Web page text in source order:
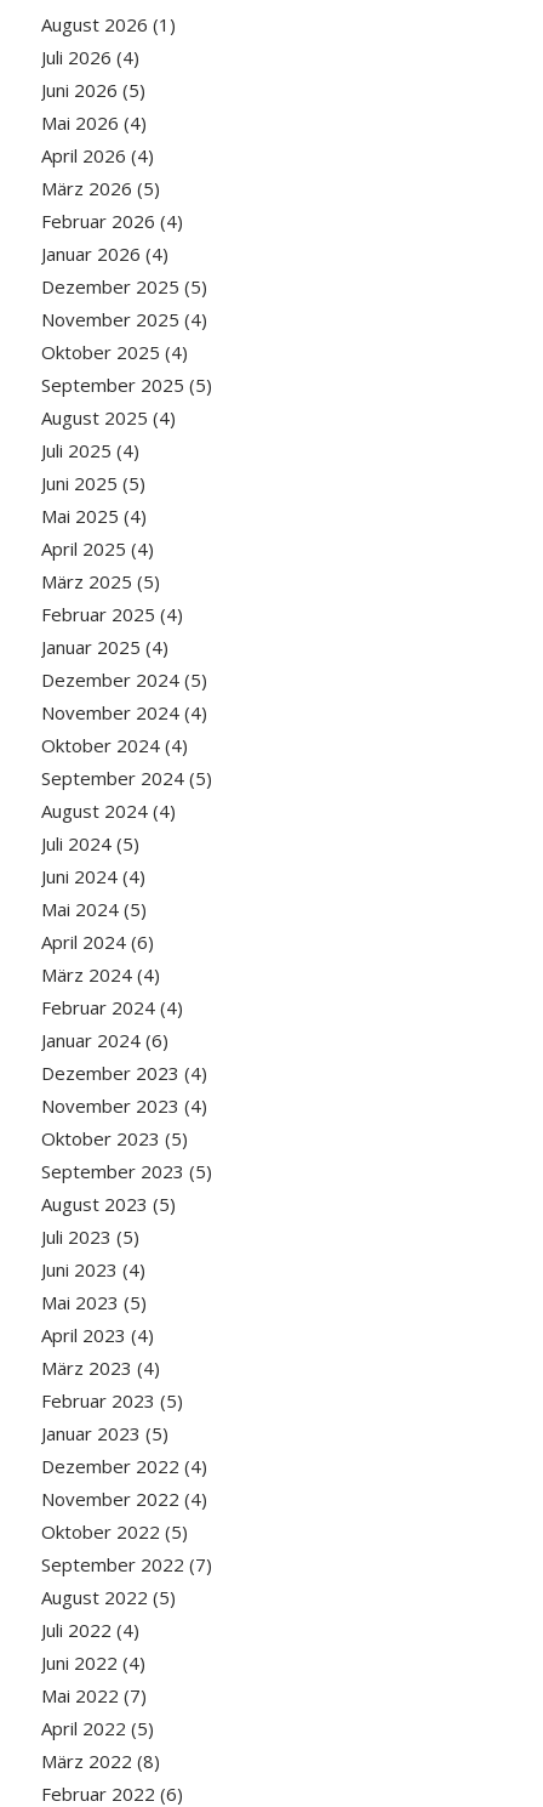
August 2026 (1)
Juli 2026 (4)
Juni 2026 (5)
Mai 2026 (4)
April 2026 (4)
März 2026 (5)
Februar 2026 (4)
Januar 2026 (4)
Dezember 2025 (5)
November 2025 (4)
Oktober 2025 (4)
September 2025 (5)
August 2025 (4)
Juli 2025 (4)
Juni 2025 (5)
Mai 2025 (4)
April 2025 (4)
März 2025 (5)
Februar 2025 (4)
Januar 2025 (4)
Dezember 2024(5)
November 2024(4)
Oktober 2024(4)
September 2024(5)
August 2024(4)
Juli 2024(5)
Juni 2024(4)
Mai 2024(5)
April 2024(6)
März 2024(4)
Februar 2024(4)
Januar 2024(6)
Dezember 2023 (4)
November 2023 (4)
Oktober 2023 (5)
September 2023 (5)
August 2023 (5)
Juli 2023 (5)
Juni 2023 (4)
Mai 2023 (5)
April 2023 (4)
März 2023 (4)
Februar 2023 (5)
Januar 2023 (5)
Dezember 2022 (4)
November 2022 (4)
Oktober 2022 (5)
September 2022 (7)
August 2022 (5)
Juli 2022 (4)
Juni 2022 (4)
Mai 2022 (7)
April 2022 (5)
März 2022 (8)
Februar 2022 (6)